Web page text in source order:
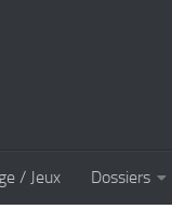
/ Jeux Dossiers